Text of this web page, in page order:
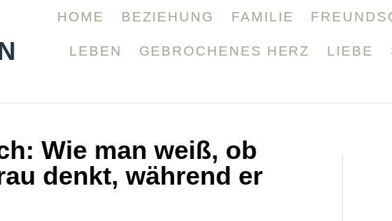
HOME BEZIEHUNG FAMILIE
LEBEN GEBROCHENES HERZ LIEBE
Wie man weiß, ob
denkt, während er